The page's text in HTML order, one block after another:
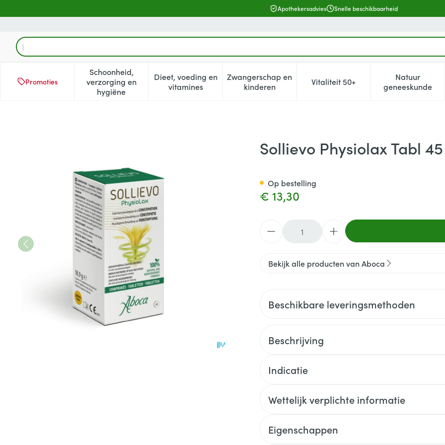
Apothekersadvies Snelle beschikbaarheid
Product, merk, categorie...
Promoties
Schoonheid,
verzorging en
hygiëne
Toon submenu voor Schoonheid, verzorging en hygiëne categorie
Dieet, voeding en
vitaminesToon submenu voor Dieet, voeding en vitamines categorie
Zwangerschap en
kinderenToon submenu voor Zwangerschap en kinderen
Vitaliteit 50+Toon submenu voor Vitaliteit
Natuur
geneeskunde
Toon
Sollievo Physiolax Tabl 45
€ 13,30
Op bestelling
Bekijk alle producten van Aboca
Beschikbare leveringsmethoden
Beschrijving
Indicatie
Wettelijk verplichte informatie
Eigenschappen